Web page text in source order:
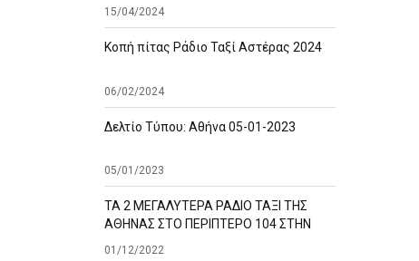
15/04/2024
Κοπή πίτας Ράδιο Ταξί Αστέρας 2024
06/02/2024
Δελτίο Τύπου: Αθήνα 05-01-2023
05/01/2023
ΤΑ 2 ΜΕΓΑΛΥΤΕΡΑ ΡΑΔΙΟ ΤΑΞΙ ΤΗΣ
ΑΘΗΝΑΣ ΣΤΟ ΠΕΡΙΠΤΕΡΟ 104 ΣΤΗΝ
01/12/2022